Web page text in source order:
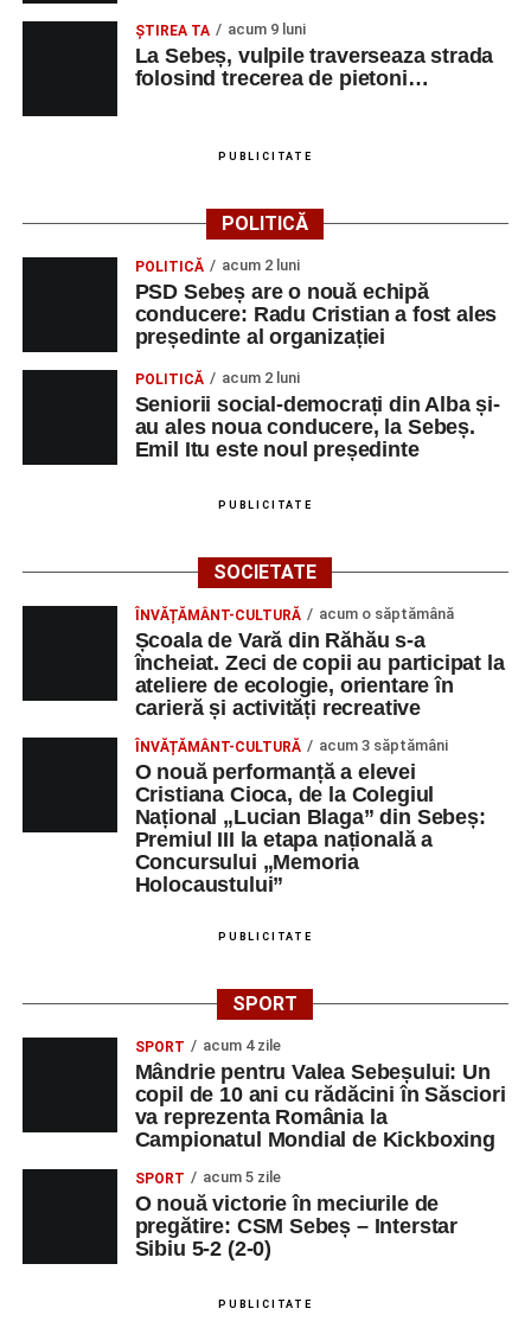
Urmărește-ne pe Google News
cea de-a III-a ediție a concursului „CicloAventurier
Primul concert din cadrul String Symphonic Camp
2026 a adus emoție și aplauze la Sebeș
În luna august, cele mai recente lucrări ale lui Eugen
Măcinic pot fi admirate la Primăria Sebeș
ŞTIREA TA acum 9 luni
La Sebeș, vulpile traverseaza strada
folosind trecerea de pietoni…
PUBLICITATE
POLITICĂ
POLITICĂ acum 2 luni
PSD Sebeș are o nouă echipă
conducere: Radu Cristian a fost ales
președinte al organizației
POLITICĂ acum 2 luni
Seniorii social-democrați din Alba și-
au ales noua conducere, la Sebeș.
Emil Itu este noul președinte
PUBLICITATE
SOCIETATE
ÎNVĂȚĂMÂNT-CULTURĂ acum o săptămână
Școala de Vară din Răhău s-a
încheiat. Zeci de copii au participat la
ateliere de ecologie, orientare în
carieră și activități recreative
ÎNVĂȚĂMÂNT-CULTURĂ acum 3 săptămâni
O nouă performanță a elevei
Cristiana Cioca, de la Colegiul
Național „Lucian Blaga” din Sebeș:
Premiul III la etapa națională a
Concursului „Memoria
Holocaustului”
PUBLICITATE
SPORT
SPORT acum 4 zile
Mândrie pentru Valea Sebeșului: Un
copil de 10 ani cu rădăcini în Săsciori
va reprezenta România la
Campionatul Mondial de Kickboxing
SPORT acum 5 zile
O nouă victorie în meciurile de
pregătire: CSM Sebeș – Interstar
Sibiu 5-2 (2-0)
PUBLICITATE